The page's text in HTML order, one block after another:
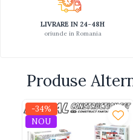
Trenuri cu sine
Vehicule de constructii
LIVRARE IN 24-48H
oriunde in Romania
Produse
-34%
NOU